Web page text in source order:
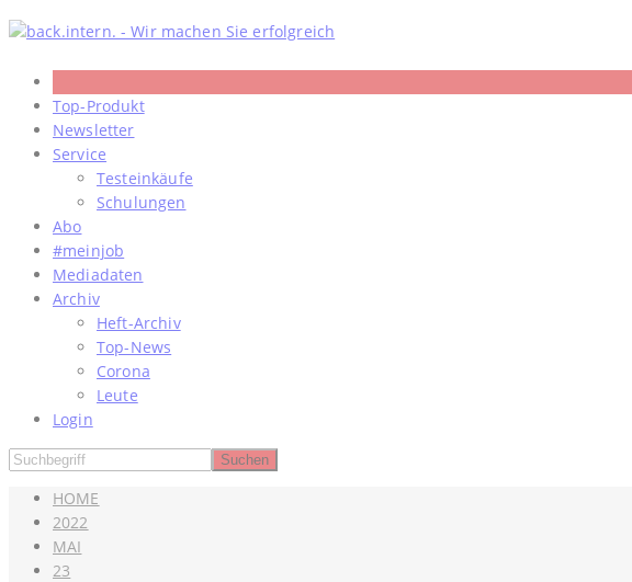
Skip
to
content
Top-Produkt
Newsletter
Service
Testeinkäufe
Schulungen
Abo
#meinjob
Mediadaten
Archiv
Heft-Archiv
Top-News
Corona
Leute
Login
HOME
2022
MAI
23